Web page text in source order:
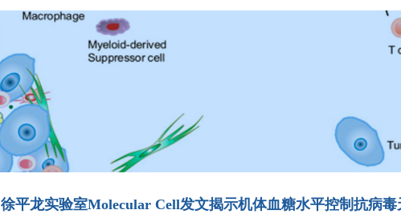
徐平龙实验室Molecular Cell发文揭示机体血糖水平控制抗病毒